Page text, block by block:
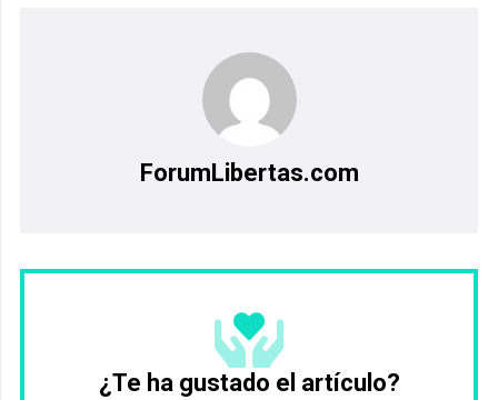
ForumLibertas.com
¿Te ha gustado el artículo?